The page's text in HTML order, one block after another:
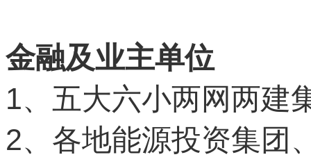
金融及业主单位
1、五大六小两网两建
2、各地能源投资集团